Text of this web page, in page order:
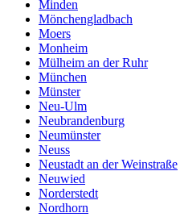
Minden
Mönchengladbach
Moers
Monheim
Mülheim an der Ruhr
München
Münster
Neu-Ulm
Neubrandenburg
Neumünster
Neuss
Neustadt an der Weinstraße
Neuwied
Norderstedt
Nordhorn